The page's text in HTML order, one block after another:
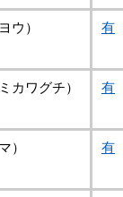
ウ）
有
カワグチ）
有
）
有